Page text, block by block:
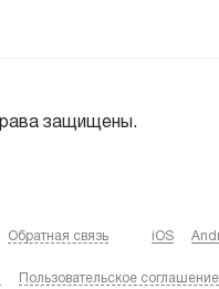
защищены.
Обратная связь iOS
Пользовательское соглашение